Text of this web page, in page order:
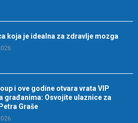
koja je idealna za zdravlje mozga
i ove godine otvara vrata VIP
građanima: Osvojite ulaznice za
Graše